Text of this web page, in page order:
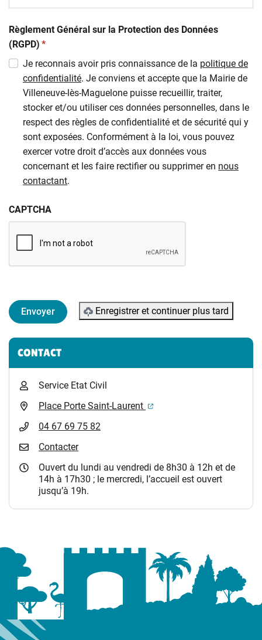
Règlement Général sur la Protection des Données
(RGPD) (obligatoire)
*
Je reconnais avoir pris connaissance de la politique de
confidentialité. Je conviens et accepte que la Mairie de
Villeneuve-lès-Maguelone puisse recueillir, traiter,
stocker et/ou utiliser ces données personnelles, dans le
respect des règles de confidentialité et de sécurité qui y
sont exposées. Conformément à la loi, vous pouvez
exercer votre droit d’accès aux données vous
concernant et les faire rectifier ou supprimer en nous
contactant.
CAPTCHA
Enregistrer et continuer plus tard
Informations complémentaires
CONTACT
Service Etat Civil
Place Porte Saint-Laurent
(ouverture dans un
04 67 69 75 82
Contacter
Ouvert du lundi au vendredi de 8h30 à 12h et de
14h à 17h30 ; le mercredi, l’accueil est ouvert
jusqu’à 19h.